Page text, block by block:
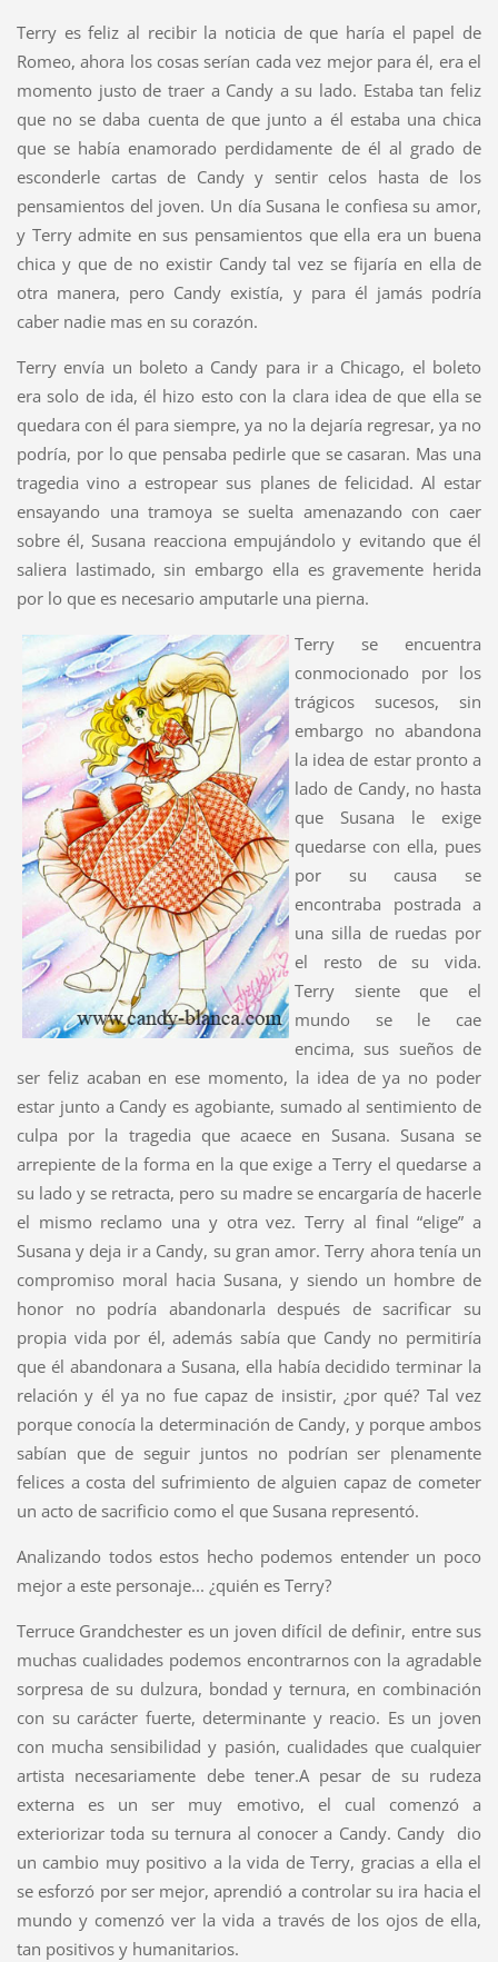
Terry es feliz al recibir la noticia de que haría el papel de
Romeo, ahora los cosas serían cada vez mejor para él, era el
momento justo de traer a Candy a su lado. Estaba tan feliz
que no se daba cuenta de que junto a él estaba una chica
que se había enamorado perdidamente de él al grado de
esconderle cartas de Candy y sentir celos hasta de los
pensamientos del joven. Un día Susana le confiesa su amor,
y Terry admite en sus pensamientos que ella era un buena
chica y que de no existir Candy tal vez se fijaría en ella de
otra manera, pero Candy existía, y para él jamás podría
caber nadie mas en su corazón.
Terry envía un boleto a Candy para ir a Chicago, el boleto
era solo de ida, él hizo esto con la clara idea de que ella se
quedara con él para siempre, ya no la dejaría regresar, ya no
podría, por lo que pensaba pedirle que se casaran. Mas una
tragedia vino a estropear sus planes de felicidad. Al estar
ensayando una tramoya se suelta amenazando con caer
sobre él, Susana reacciona empujándolo y evitando que él
saliera lastimado, sin embargo ella es gravemente herida
por lo que es necesario amputarle una pierna.
Terry se encuentra
conmocionado por los
trágicos sucesos, sin
embargo no abandona
la idea de estar pronto a
lado de Candy, no hasta
que Susana le exige
quedarse con ella, pues
por su causa se
encontraba postrada a
una silla de ruedas por
el resto de su vida.
Terry siente que el
mundo se le cae
encima, sus sueños de
ser feliz acaban en ese momento, la idea de ya no poder
estar junto a Candy es agobiante, sumado al sentimiento de
culpa por la tragedia que acaece en Susana. Susana se
arrepiente de la forma en la que exige a Terry el quedarse a
su lado y se retracta, pero su madre se encargaría de hacerle
el mismo reclamo una y otra vez. Terry al final “elige” a
Susana y deja ir a Candy, su gran amor. Terry ahora tenía un
compromiso moral hacia Susana, y siendo un hombre de
honor no podría abandonarla después de sacrificar su
propia vida por él, además sabía que Candy no permitiría
que él abandonara a Susana, ella había decidido terminar la
relación y él ya no fue capaz de insistir, ¿por qué? Tal vez
porque conocía la determinación de Candy, y porque ambos
sabían que de seguir juntos no podrían ser plenamente
felices a costa del sufrimiento de alguien capaz de cometer
un acto de sacrificio como el que Susana representó.
Analizando todos estos hecho podemos entender un poco
mejor a este personaje... ¿quién es Terry?
Terruce Grandchester es un joven difícil de definir, entre sus
muchas cualidades podemos encontrarnos con la agradable
sorpresa de su dulzura, bondad y ternura, en combinación
con su carácter fuerte, determinante y reacio. Es un joven
con mucha sensibilidad y pasión, cualidades que cualquier
artista necesariamente debe tener.A pesar de su rudeza
externa es un ser muy emotivo, el cual comenzó a
exteriorizar toda su ternura al conocer a Candy. Candy dio
un cambio muy positivo a la vida de Terry, gracias a ella el
se esforzó por ser mejor, aprendió a controlar su ira hacia el
mundo y comenzó ver la vida a través de los ojos de ella,
tan positivos y humanitarios.